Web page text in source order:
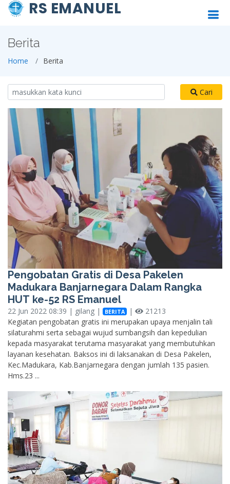
RS EMANUEL
Berita
Home Berita
Cari
Pengobatan Gratis di Desa Pakelen
Madukara Banjarnegara Dalam Rangka
HUT ke-52 RS Emanuel
22 Jun 2022 08:39 | gilang | BERITA |
21213
Kegiatan pengobatan gratis ini merupakan upaya menjalin tali
silaturahmi serta sebagai wujud sumbangsih dan kepedulian
kepada masyarakat terutama masyarakat yang membutuhkan
layanan kesehatan. Baksos ini di laksanakan di Desa Pakelen,
Kec.Madukara, Kab.Banjarnegara dengan jumlah 135 pasien.
Hms.23 ...